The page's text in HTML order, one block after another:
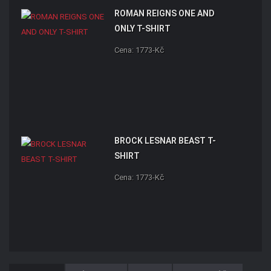
ROMAN REIGNS ONE AND
ONLY T-SHIRT
Cena: 1773-Kč
BROCK LESNAR BEAST T-
SHIRT
Cena: 1773-Kč